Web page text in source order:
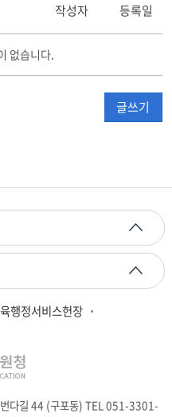
작성자 등록일
없습니다.
글쓰기
행정서비스헌장
다길 44 (구포동) TEL 051-3301-